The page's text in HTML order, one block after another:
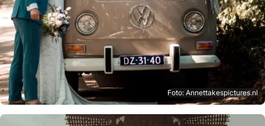
Foto: Annettakespictures.nl